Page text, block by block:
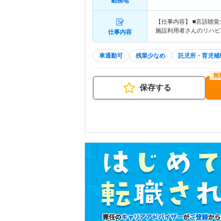
仕事内容
【仕事内容】 ■言語聴
施設利用者さんのリハ
車通勤可 残業少なめ 託児所・育児補
保存する